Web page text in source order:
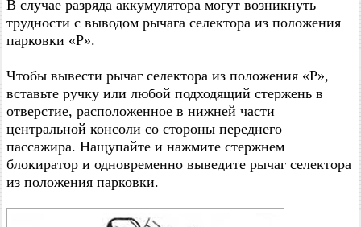
В случае разряда аккумулятора могут возникнуть
трудности с выводом рычага селектора из положения
парковки «Р».
Чтобы вывести рычаг селектора из положения «Р»,
вставьте ручку или любой подходящий стержень в
отверстие, расположенное в нижней части
центральной консоли со стороны переднего
пассажира. Нащупайте и нажмите стержнем
блокиратор и одновременно выведите рычаг селектора
из положения парковки.